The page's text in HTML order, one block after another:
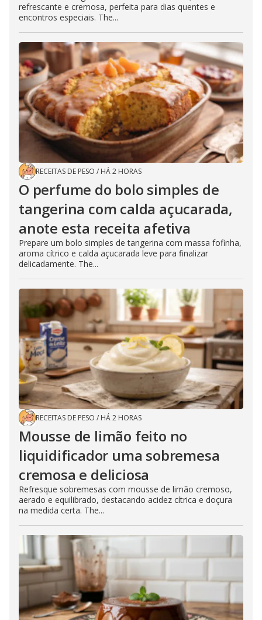
refrescante e cremosa, perfeita para dias quentes e
encontros especiais. The...
RECEITAS DE PESO / HÁ 2 HORAS
O perfume do bolo simples de
tangerina com calda açucarada,
anote esta receita afetiva
Prepare um bolo simples de tangerina com massa fofinha,
aroma cítrico e calda açucarada leve para finalizar
delicadamente. The...
RECEITAS DE PESO / HÁ 2 HORAS
Mousse de limão feito no
liquidificador uma sobremesa
cremosa e deliciosa
Refresque sobremesas com mousse de limão cremoso,
aerado e equilibrado, destacando acidez cítrica e doçura
na medida certa. The...